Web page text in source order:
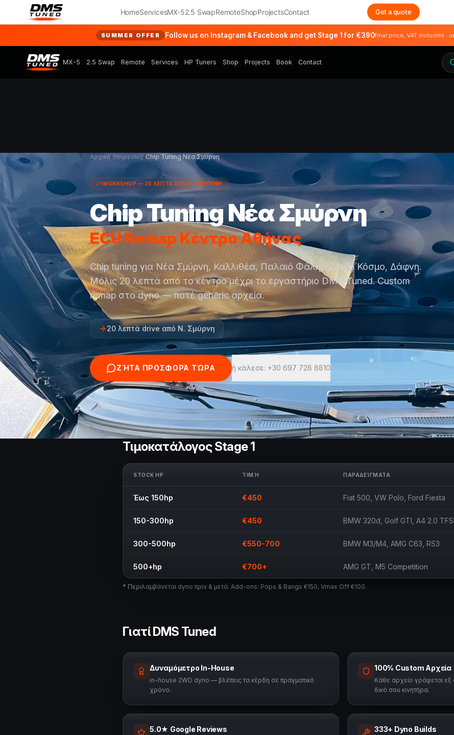
HomeServicesMX-52.5 SwapRemoteShopProjectsContact Get a quote
SUMMER OFFER Follow us on Instagram & Facebook and get Stage 1 for €390final price, VAT included ·
MX-5 2.5 Swap Remote Services HP Tuners Shop Projects Book Contact
Αρχική/Υπηρεσίες/Chip Tuning Νέα Σμύρνη
WORKSHOP — 20 ΛΕΠΤΑ ΑΠΟ Ν. ΣΜΥΡΝΗ
Chip Tuning Νέα Σμύρνη
ECU Remap Κέντρο Αθήνας
Chip tuning για Νέα Σμύρνη, Καλλιθέα, Παλαιό Φάληρο, Νέο Κόσμο, Δάφνη.
Μόλις 20 λεπτά από το κέντρο μέχρι το εργαστήριο DMS Tuned. Custom
remap στο dyno — ποτέ generic αρχεία.
20 λεπτά drive από Ν. Σμύρνη
ΖΉΤΑ ΠΡΟΣΦΟΡΆ ΤΏΡΑ ή κάλεσε: +30 697 728 8810
Τιμοκατάλογος Stage 1
STOCK HP ΤΙΜΉ ΠΑΡΑΔΕΊΓΜΑΤΑ
Έως 150hp €450 Fiat 500, VW Polo, Ford Fiesta
150-300hp €450 BMW 320d, Golf GTI, A4 2.0 TFSI
300-500hp €550-700 BMW M3/M4, AMG C63, RS3
500+hp €700+ AMG GT, M5 Competition
* Περιλαμβάνεται dyno πριν & μετά. Add-ons: Pops & Bangs €150, Vmax Off €100.
Γιατί DMS Tuned
Δυναμόμετρο In-House
in-house 2WD dyno — βλέπεις τα κέρδη σε πραγματικό
χρόνο.
100% Custom Αρχεία
Κάθε αρχείο γράφεται
δικό σου κινητήρα.
5.0★ Google Reviews 333+ Dyno Builds